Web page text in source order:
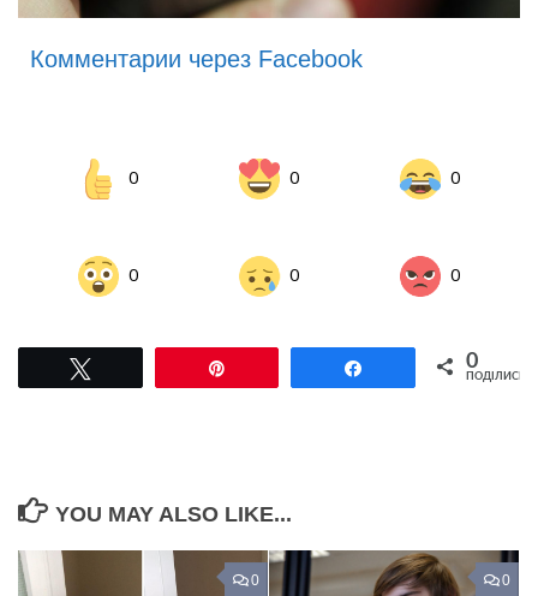
Комментарии через Facebook
0 0 0
0 0 0
Поділитися0
ПОДІЛИСЬ
YOU MAY ALSO LIKE...
0 0